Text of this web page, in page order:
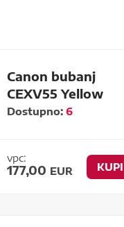
Canon bubanj
CEXV55 Yellow
Dostupno:6
vpc:
177,00 EUR KUPI